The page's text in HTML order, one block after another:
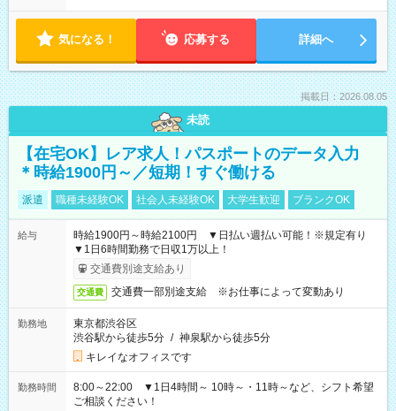
気になる！ 応募する 詳細へ
掲載日：2026.08.05
未読
【在宅OK】レア求人！パスポートのデータ入力
＊時給1900円～／短期！すぐ働ける
派遣 職種未経験OK 社会人未経験OK 大学生歓迎 ブランクOK
給与
時給1900円～時給2100円 ▼日払い週払い可能！※規定有り
▼1日6時間勤務で日収1万以上！
交通費別途支給あり
交通費 交通費一部別途支給 ※お仕事によって変動あり
勤務地
東京都渋谷区
渋谷駅から徒歩5分 / 神泉駅から徒歩5分
キレイなオフィスです
勤務時間
8:00～22:00 ▼1日4時間～ 10時～・11時～など、シフト希望
ご相談ください！